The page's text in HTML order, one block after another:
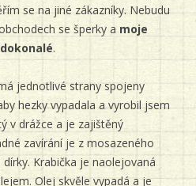
se na jiné zákazníky. Nebudu
se šperky a moje
.
jednotlivé strany spojeny
hezky vypadala a vyrobil jsem
v drážce a je zajištěný
zavírání je z mosazeného
Krabička je naolejovaná
Olej skvěle vypadá a je